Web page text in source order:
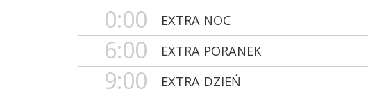
0:00 EXTRA NOC
6:00 EXTRA PORANEK
9:00 EXTRA DZIEŃ